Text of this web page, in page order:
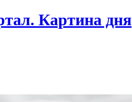
Картина дня